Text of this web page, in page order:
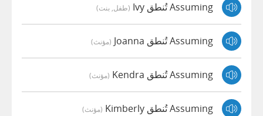
Assuming تُنطق Ivy (طفل, بنت)
Assuming تُنطق Joanna (مؤنث)
Assuming تُنطق Kendra (مؤنث)
Assuming تُنطق Kimberly (مؤنث)